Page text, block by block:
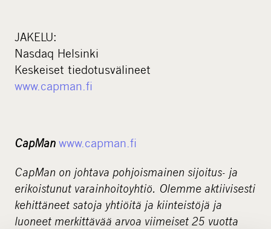
JAKELU:
Nasdaq Helsinki
Keskeiset tiedotusvälineet
www.capman.fi
CapMan www.capman.fi
CapMan on johtava pohjoismainen sijoitus- ja
erikoistunut varainhoitoyhtiö. Olemme aktiivisesti
kehittäneet satoja yhtiöitä ja kiinteistöjä ja
luoneet merkittävää arvoa viimeiset 25 vuotta